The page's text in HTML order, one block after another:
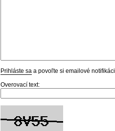
Prihláste sa a povoľte si emailové
Overovací text: